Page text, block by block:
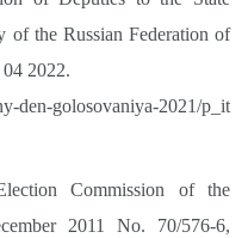
of the Russian Federation of
2022.
den-golosovaniya-2021/p_it
Commission of the
2011 No. 70/576-6,